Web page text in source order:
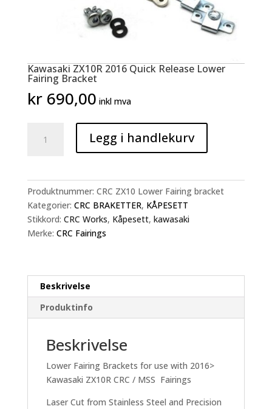
Kawasaki ZX10R 2016 Quick Release Lower
Fairing Bracket
kr690,00 inkl mva
ZX10R
Fairing
Legg i handlekurv
Produktnummer: CRC ZX10 Lower Fairing bracket
Kategorier: CRC BRAKETTER, KÅPESETT
Stikkord: CRC Works, Kåpesett, kawasaki
Merke: CRC Fairings
Beskrivelse
Produktinfo
Beskrivelse
Lower Fairing Brackets for use with 2016>
Kawasaki ZX10R CRC / MSS Fairings
Laser Cut from Stainless Steel and Precision